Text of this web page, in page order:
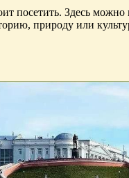
посетить. Здесь
природу или